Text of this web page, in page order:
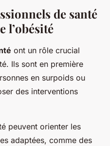
de santé
l’obésité
ont un rôle crucial
Ils sont en première
en surpoids ou
des interventions
peuvent orienter les
adaptées, comme des